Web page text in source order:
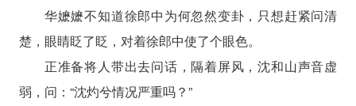
华嬷嬷不知道徐郎中为何忽然变卦，只想赶紧问清
楚，眼睛眨了眨，对着徐郎中使了个眼色。
正准备将人带出去问话，隔着屏风，沈和山声音虚
弱，问：“沈灼兮情况严重吗？”